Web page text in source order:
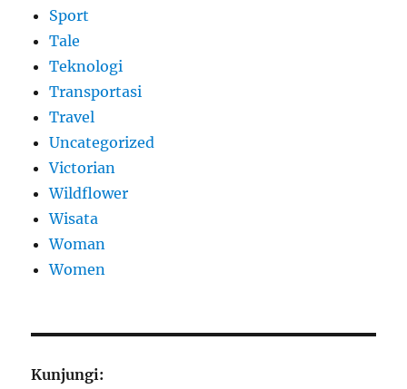
Sport
Tale
Teknologi
Transportasi
Travel
Uncategorized
Victorian
Wildflower
Wisata
Woman
Women
Kunjungi: